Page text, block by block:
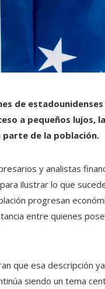
de
a pequeños lujos,
parte de la población.
y analistas
ilustrar lo que
progresan
entre quienes
que esa descripción
siendo un tema